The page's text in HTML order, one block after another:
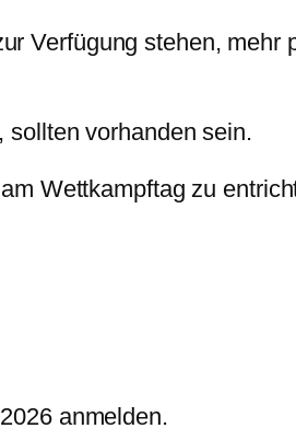
Verfügung stehen, mehr
sollten vorhanden sein.
Wettkampftag zu
anmelden.